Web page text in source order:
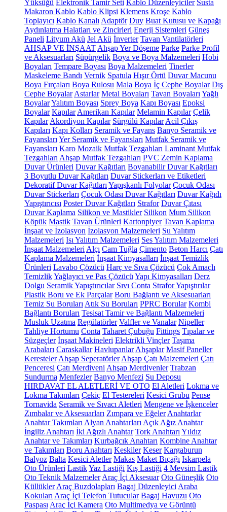
Yüksüğü Elektronik Tamir Seti Kablo Düzenleyiciler Susta
Makaron Kablo Kablo Klipsi Klemens Kroşe Kablo
Toplayıcı Kablo Kanalı Adaptör Duy Buat Kutusu ve Kapağı
Aydınlatma Halatları ve Zincirleri Enerji Sistemleri Güneş
Paneli Lityum Akü Jel Akü İnverter Tavan Vantilatörleri
AHŞAP VE İNŞAAT Ahşap Yer Döşeme Parke Parke Profil
ve Aksesuarları Süpürgelik Boya ve Boya Malzemeleri Hobi
Boyaları Tempare Boyası Boya Malzemeleri Tinerler
Maskeleme Bandı Vernik Spatula Hışır Örtü Duvar Macunu
Boya Fırçaları Boya Rulosu Mala Boya İç Cephe Boyalar Dış
Cephe Boyalar Astarlar Metal Boyaları Tavan Boyaları Yağlı
BoyalarYalıtım Boyası Sprey Boya Kapı Boyası Epoksi
Boyalar Kapılar Amerikan Kapılar Melamin Kapılar Çelik
Kapılar Akordiyon Kapılar Sürgülü Kapılar Acil Çıkış
Kapıları Kapı Kolları Seramik ve Fayans Banyo Seramik ve
Fayansları Yer Seramik ve Fayansları Mutfak Seramik ve
Fayansları Karo Mozaik Mutfak Tezgahları Laminant Mutfak
Tezgahları Ahşap Mutfak Tezgahları PVC Zemin Kaplama
Duvar Ürünleri Duvar Kağıtları Boyanabilir Duvar Kağıtları
3 Boyutlu Duvar Kağıtları Duvar Stickerları ve Etiketleri
Dekoratif Duvar Kağıtları Yapışkanlı Folyolar Çocuk Odası
Duvar Stickerları Çocuk Odası Duvar Kağıtları Duvar Kağıdı
Yapıştırıcısı Poster Duvar Kağıtları Strafor Duvar Çıtası
Duvar Kaplama Silikon ve Mastikler Silikon Mum Silikon
Köpük Mastik Tavan Ürünleri Kartonpiyer Tavan Kaplama
İnşaat ve İzolasyon İzolasyon Malzemeleri Su Yalıtım
Malzemeleri Isı Yalıtım Malzemeleri Ses Yalıtım Malzemeleri
İnşaat Malzemeleri Alçı Cam Tuğla Çimento Beton Harcı Çatı
Kaplama Malzemeleri İnşaat Kimyasalları İnşaat Temizlik
Ürünleri Lavabo Çözücü Harç ve Sıva Çözücü Çok Amaçlı
TemizlikYağlayıcı ve Pas Çözücü Yapı Kimyasalları Derz
Dolgu Seramik Yapıştırıcılar Sıvı Conta Strafor Yapıştırılar
Plastik Boru ve Ek Parçalar Boru Bağlantı ve Aksesuarları
Temiz Su Boruları Atık Su Boruları PPRC Borular Kombi
Bağlantı Boruları Tesisat Tamir ve Bağlantı Malzemeleri
Musluk Uzatma Regülatörler Valfler ve Vanalar Nipeller
Tahliye Hortumu Conta Taharet Çubuğu Fittings Tıpalar ve
Süzgeçler İnşaat Makineleri Elektrikli Vinçler Taşıma
Arabaları Caraskallar Havlupanlar Ahşaplar Masif Paneller
Keresteler Ahşap Seperatörler Ahşap Çatı Malzemeleri Çatı
Penceresi Çatı Merdiveni Ahşap Merdivenler Trabzan
Sundurma Menfezler Banyo Menfezi Su Deposu
HIRDAVAT EL ALETLERİ VE OTO El Aletleri Lokma ve
Lokma Takımları Çekiç El Testereleri Kesici Grubu Pense
Tornavida Seramik ve Sıvacı Aletleri Mengene ve İşkenceler
Zımbalar ve Aksesuarları Zımpara ve Eğeler Anahtarlar
Anahtar Takımları Alyan Anahtarları Açık Ağız Anahtar
İngiliz Anahtarı İki Ağızlı Anahtar Tork Anahtarı Yıldız
Anahtar ve Takımları Kurbağcık Anahtarı Kombine Anahtar
ve Takımları Boru Anahtarı Keskiler Keser Kargaburun
Balyoz Balta Kesici Aletler Makas Maket Bıçağı Iskarpela
Oto Ürünleri LastikYaz Lastiği Kış Lastiği 4 Mevsim Lastik
Oto Teknik Malzemeler Araç İçi Aksesuar Oto Güneşlik Oto
Küllükler Araç Buzdolapları Bagaj Düzenleyici Araba
Kokuları Araç İçi Telefon Tutucular Bagaj Havuzu Oto
Paspası Araç İçi Kamera Oto Multimedya ve Görüntü